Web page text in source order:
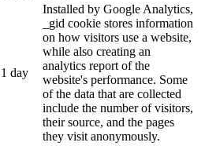
1 day
Installed by Google Analytics,
_gid cookie stores information
on how visitors use a website,
while also creating an
analytics report of the
website's performance. Some
of the data that are collected
include the number of visitors,
their source, and the pages
they visit anonymously.